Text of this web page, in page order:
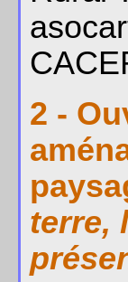
2 -
terre,